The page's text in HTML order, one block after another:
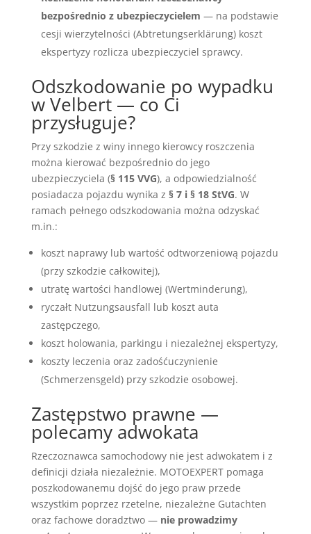
bezpośrednio z ubezpieczycielem — na podstawie
cesji wierzytelności (Abtretungserklärung) koszt
ekspertyzy rozlicza ubezpieczyciel sprawcy.
Odszkodowanie po wypadku
w Velbert — co Ci
przysługuje?
Przy szkodzie z winy innego kierowcy roszczenia
można kierować bezpośrednio do jego
ubezpieczyciela (§ 115 VVG), a odpowiedzialność
posiadacza pojazdu wynika z § 7 i § 18 StVG. W
ramach pełnego odszkodowania można odzyskać
m.in.:
koszt naprawy lub wartość odtworzeniową pojazdu
(przy szkodzie całkowitej),
utratę wartości handlowej (Wertminderung),
ryczałt Nutzungsausfall lub koszt auta
zastępczego,
koszt holowania, parkingu i niezależnej ekspertyzy,
koszty leczenia oraz zadośćuczynienie
(Schmerzensgeld) przy szkodzie osobowej.
Zastępstwo prawne —
polecamy adwokata
Rzeczoznawca samochodowy nie jest adwokatem i z
definicji działa niezależnie. MOTOEXPERT pomaga
poszkodowanemu dojść do jego praw przede
wszystkim poprzez rzetelne, niezależne Gutachten
oraz fachowe doradztwo — nie prowadzimy